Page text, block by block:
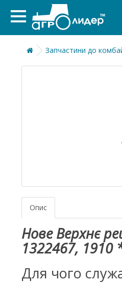
Запчастини до
Опис
Нове Верхнє
1322467, 1910
Для чого